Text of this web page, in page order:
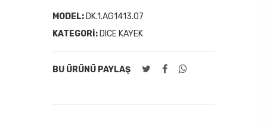
MODEL: DK.1.AG1413.07
KATEGORI: DICE KAYEK
BU ÜRÜNÜ PAYLAŞ